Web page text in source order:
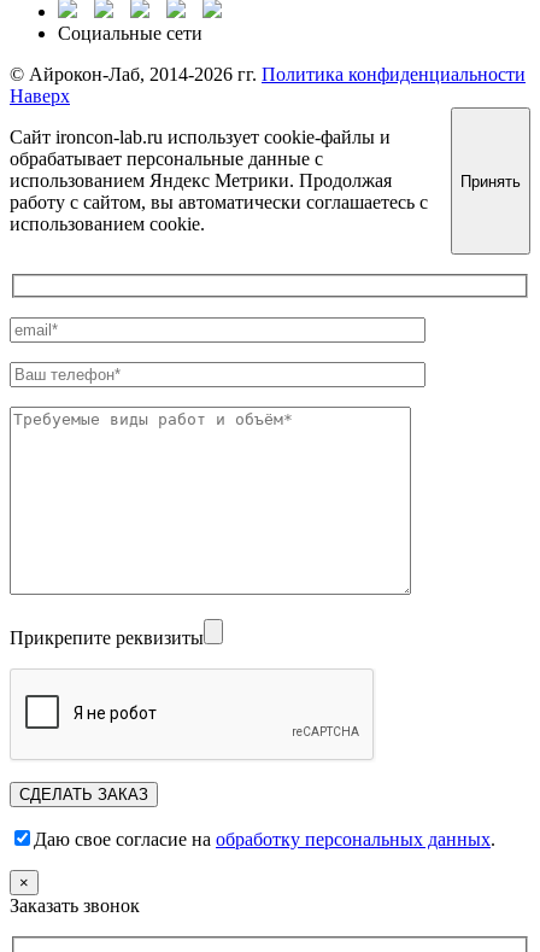
Социальные сети
©️ Айрокон-Лаб, 2014-2026 гг. Политика конфиденциальности
Наверх
Сайт ironcon-lab.ru использует cookie-файлы и
обрабатывает персональные данные с
использованием Яндекс Метрики. Продолжая
работу с сайтом, вы автоматически соглашаетесь с
использованием cookie.
Принять
Прикрепите реквизиты
Даю свое согласие на обработку персональных данных.
×
Заказать звонок